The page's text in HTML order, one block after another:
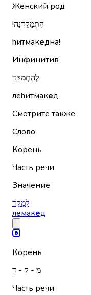
Женский род
הִתְמַקֵּדְנָה!‏
hитмакедна!
Инфинитив
לְהִתְמַקֵּד
леhитмакед
Смотрите также
Слово
Корень
Часть речи
Значение
לְמַקֵּד
лемакед
Корень
מ - ק - ד
Часть речи